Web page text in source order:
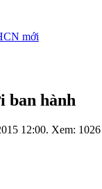
mới
ban hành
12:00. Xem: 1026